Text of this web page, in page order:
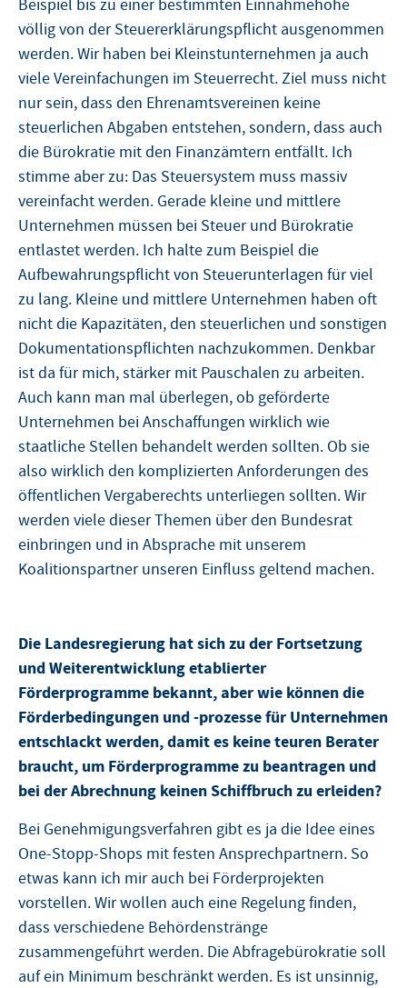
Beispiel bis zu einer bestimmten Einnahmehöhe
völlig von der Steuererklärungspflicht ausgenommen
werden. Wir haben bei Kleinstunternehmen ja auch
viele Vereinfachungen im Steuerrecht. Ziel muss nicht
nur sein, dass den Ehrenamtsvereinen keine
steuerlichen Abgaben entstehen, sondern, dass auch
die Bürokratie mit den Finanzämtern entfällt. Ich
stimme aber zu: Das Steuersystem muss massiv
vereinfacht werden. Gerade kleine und mittlere
Unternehmen müssen bei Steuer und Bürokratie
entlastet werden. Ich halte zum Beispiel die
Aufbewahrungspflicht von Steuerunterlagen für viel
zu lang. Kleine und mittlere Unternehmen haben oft
nicht die Kapazitäten, den steuerlichen und sonstigen
Dokumentationspflichten nachzukommen. Denkbar
ist da für mich, stärker mit Pauschalen zu arbeiten.
Auch kann man mal überlegen, ob geförderte
Unternehmen bei Anschaffungen wirklich wie
staatliche Stellen behandelt werden sollten. Ob sie
also wirklich den komplizierten Anforderungen des
öffentlichen Vergaberechts unterliegen sollten. Wir
werden viele dieser Themen über den Bundesrat
einbringen und in Absprache mit unserem
Koalitionspartner unseren Einfluss geltend machen.
Die Landesregierung hat sich zu der Fortsetzung
und Weiterentwicklung etablierter
Förderprogramme bekannt, aber wie können die
Förderbedingungen und -prozesse für Unternehmen
entschlackt werden, damit es keine teuren Berater
braucht, um Förderprogramme zu beantragen und
bei der Abrechnung keinen Schiffbruch zu erleiden?
Bei Genehmigungsverfahren gibt es ja die Idee eines
One-Stopp-Shops mit festen Ansprechpartnern. So
etwas kann ich mir auch bei Förderprojekten
vorstellen. Wir wollen auch eine Regelung finden,
dass verschiedene Behördenstränge
zusammengeführt werden. Die Abfragebürokratie soll
auf ein Minimum beschränkt werden. Es ist unsinnig,